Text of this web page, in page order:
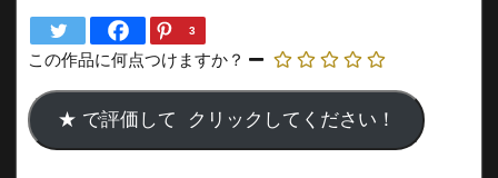
3
この作品に何点つけますか？